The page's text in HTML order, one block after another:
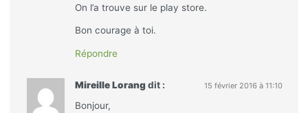
On l’a trouve sur le play store.
Bon courage à toi.
Répondre
Mireille Lorang dit : 15 février 2016 à 11:10
Bonjour,